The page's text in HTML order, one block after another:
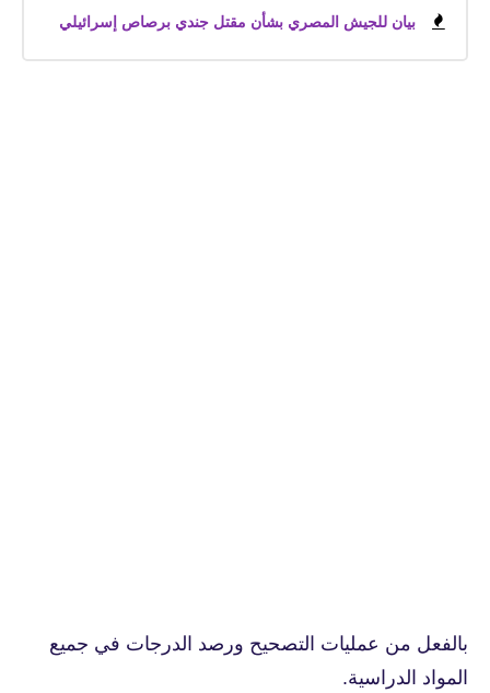
بيان للجيش المصري بشأن مقتل جندي برصاص إسرائيلي
بالفعل من عمليات التصحيح ورصد الدرجات في جميع
المواد الدراسية.